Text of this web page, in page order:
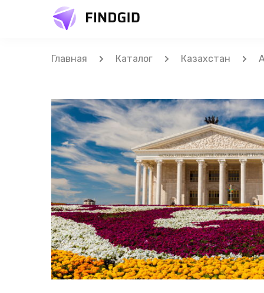
Главная Каталог Казахстан